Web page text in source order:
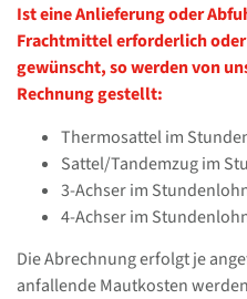
Ist eine Anlieferung oder
Frachtmittel erforderlich
gewünscht, so werden von
Rechnung gestellt:
Thermosattel im
Sattel/Tandemzug im
3-Achser im
4-Achser im
Die Abrechnung erfolgt je
anfallende Mautkosten